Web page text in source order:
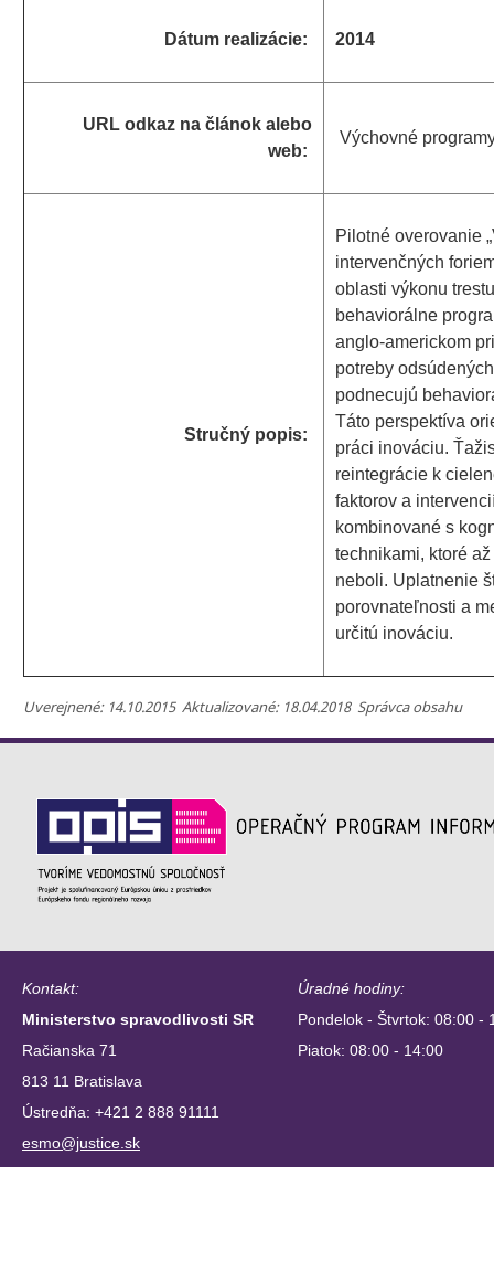
Dátum realizácie: 2014
URL odkaz na článok alebo
web:
Výchovné
Stručný popis:
Pilotné overovanie
intervenčných
oblasti výkonu
behaviorálne
anglo-americkom
potreby
podnecujú
Táto perspektíva
práci inováciu.
reintegrácie k
faktorov a
kombinované s
technikami, ktoré
neboli. Uplatnenie
porovnateľnosti a
určitú inováciu.
Uverejnené: 14.10.2015 Aktualizované: 18.04.2018 Správca obsahu
Kontakt:
Ministerstvo spravodlivosti SR
Račianska 71
813 11 Bratislava
Ústredňa: +421 2 888 91111
esmo@justice.sk
Úradné hodiny:
Pondelok - Štvrtok: 08:00 -
Piatok: 08:00 - 14:00